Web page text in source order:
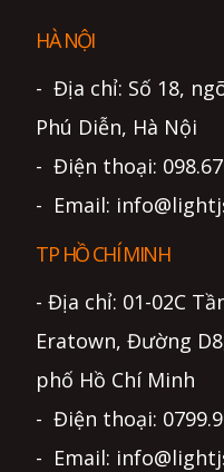
HÀ NỘI
- Địa chỉ: Số 18,
Phú Diễn, Hà Nội
- Điện thoại:
- Email:
TP HỒ CHÍ MINH
- Địa chỉ: 01-02C
Eratown, Đường
phố Hồ Chí Minh
- Điện thoại:
- Email: